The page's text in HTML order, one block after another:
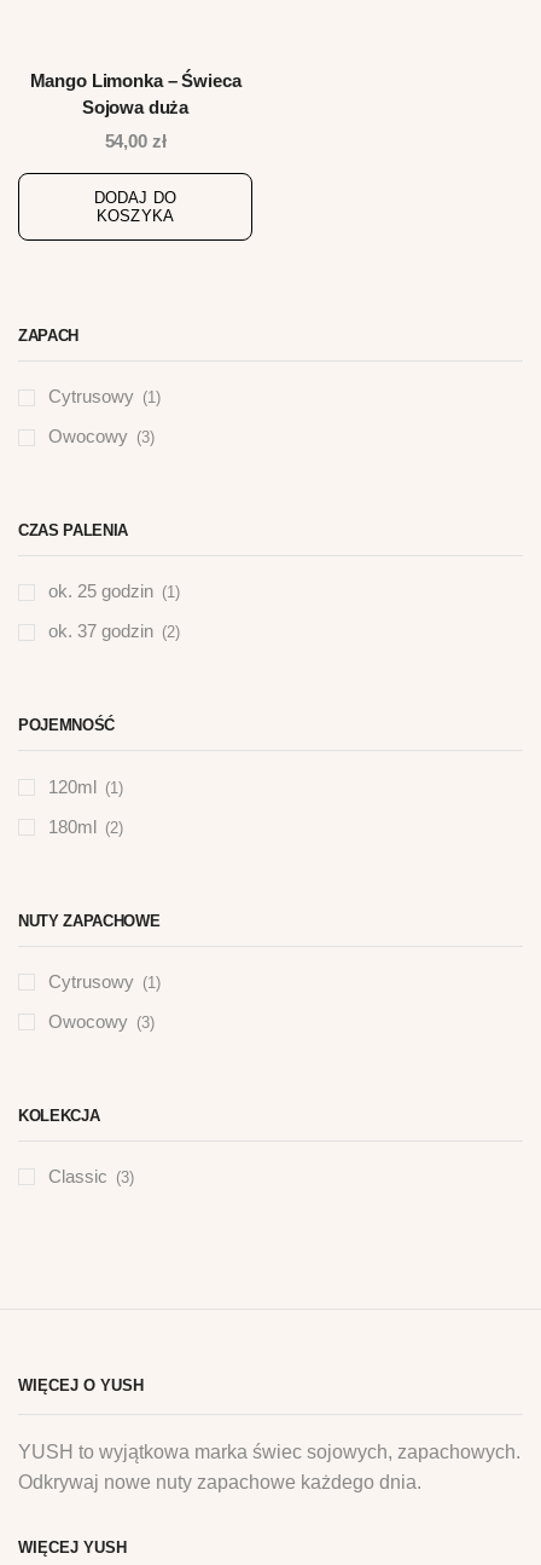
Mango Limonka – Świeca
Sojowa duża
54,00 zł
DODAJ DO
KOSZYKA
ZAPACH
Cytrusowy (1)
Owocowy (3)
CZAS PALENIA
ok. 25 godzin (1)
ok. 37 godzin (2)
POJEMNOŚĆ
120ml (1)
180ml (2)
NUTY ZAPACHOWE
Cytrusowy (1)
Owocowy (3)
KOLEKCJA
Classic (3)
WIĘCEJ O YUSH
YUSH to wyjątkowa marka świec sojowych, zapachowych.
Odkrywaj nowe nuty zapachowe każdego dnia.
WIĘCEJ YUSH